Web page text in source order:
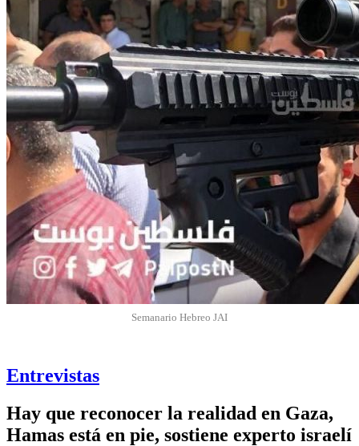
Semanario Hebreo JAI
Entrevistas
Hay que reconocer la realidad en Gaza,
Hamas está en pie, sostiene experto israelí